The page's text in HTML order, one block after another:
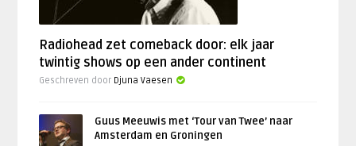
Radiohead zet comeback door: elk jaar
twintig shows op een ander continent
Geschreven door Djuna Vaesen
Guus Meeuwis met ‘Tour van Twee’ naar
Amsterdam en Groningen